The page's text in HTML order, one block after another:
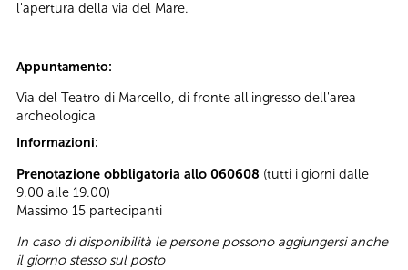
l'apertura della via del Mare.
Appuntamento:
Via del Teatro di Marcello, di fronte all'ingresso dell'area
archeologica
Informazioni:
Prenotazione obbligatoria allo 060608 (tutti i giorni dalle
9.00 alle 19.00)
Massimo 15 partecipanti
In caso di disponibilità le persone possono aggiungersi anche
il giorno stesso sul posto